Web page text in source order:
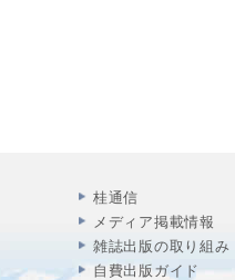
桂通信
メディア掲載情報
雑誌出版の取り組み
自費出版ガイド